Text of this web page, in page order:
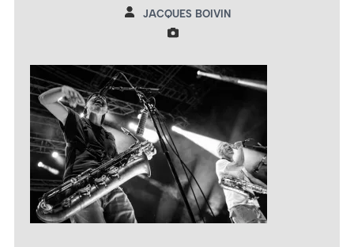
JACQUES BOIVIN